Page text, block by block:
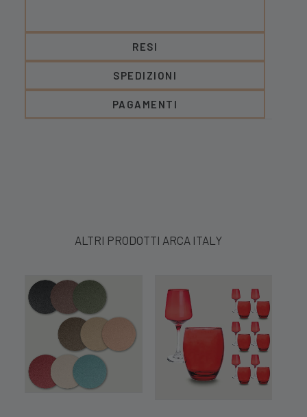
RESI
SPEDIZIONI
PAGAMENTI
ALTRI PRODOTTI ARCA ITALY